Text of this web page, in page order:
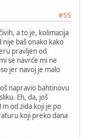
#55
a to je, kolimacija
baš onako kako
pravljen od
se navrće mi ne
jer navoj je malo
napravio bahtinovu
Eh, da, još
od zida koji je po
koji preko dana